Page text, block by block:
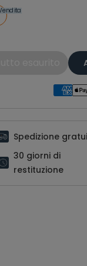
Spedizione
30 giorni di
restituzione